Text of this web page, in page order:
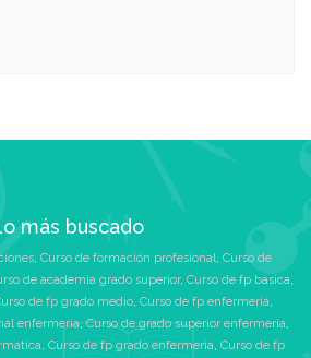
más buscado
, Curso de formación profesional, Curso de
de academia grado superior, Curso de fp basica,
de fp grado medio, Curso de fp enfermeria,
enfermeria,Curso de grado superior enfermeria,
, Curso de fp grado enfermeria, Curso de fp